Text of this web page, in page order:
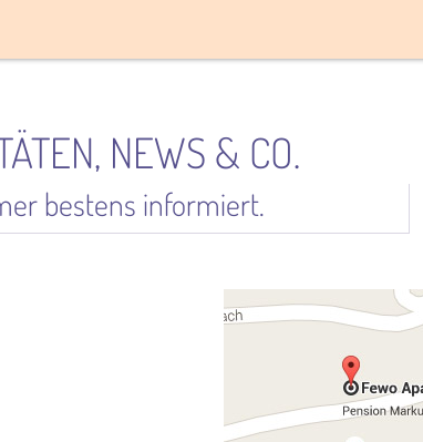
NEWS & CO.
bestens informiert.